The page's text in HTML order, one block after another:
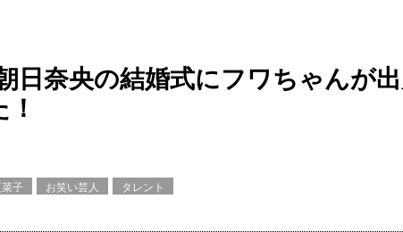
日奈央の結婚式にフワちゃんが
子 お笑い芸人
タレント